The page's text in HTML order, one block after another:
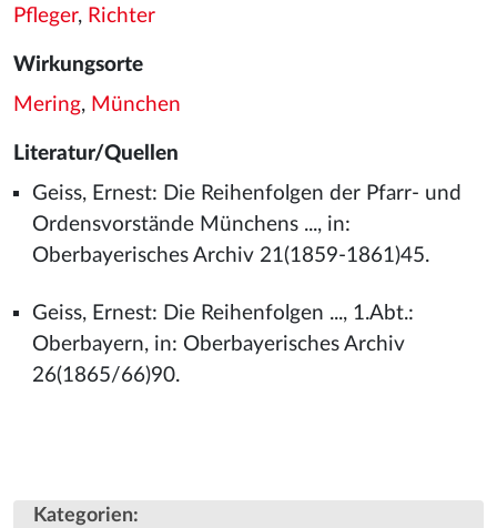
Pfleger, Richter
Wirkungsorte
Mering, München
Literatur/Quellen
Geiss, Ernest: Die Reihenfolgen der Pfarr- und
Ordensvorstände Münchens ..., in:
Oberbayerisches Archiv 21(1859-1861)45.
Geiss, Ernest: Die Reihenfolgen ..., 1.Abt.:
Oberbayern, in: Oberbayerisches Archiv
26(1865/66)90.
Kategorien: